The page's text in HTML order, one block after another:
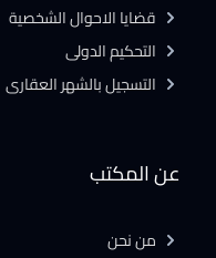
عن المكتب
من نحن
قضايا الاحوال الشخصية
التحكيم الدولى
التسجيل بالشهر العقارى